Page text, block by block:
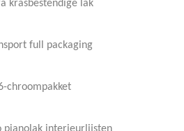
krasbestendige lak
full packaging
chroompakket